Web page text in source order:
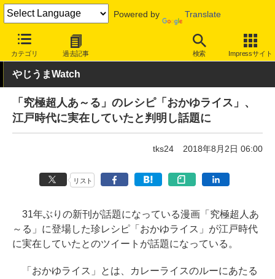
Powered by Translate
カテゴリ 過去記事 検索 Impressサイト
INTERNET Watch トピック
やじうまWatch
「究極超人あ～る」のレシピ「おかゆライス」、
江戸時代に実在していたと判明し話題に
tks24 2018年8月2日 06:00
リスト
31年ぶりの新刊が話題になっている漫画「究極超人あ
～る」に登場した珍レシピ「おかゆライス」が江戸時代
に実在していたとのツイートが話題になっている。
「おかゆライス」とは、カレーライスのルーにあたる